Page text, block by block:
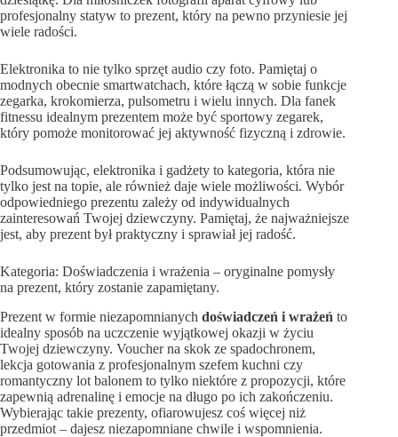
profesjonalny statyw to prezent, który na pewno przyniesie jej
wiele radości.
Elektronika to nie tylko sprzęt audio czy foto. Pamiętaj o
modnych obecnie smartwatchach, które łączą w sobie funkcje
zegarka, krokomierza, pulsometru i wielu innych. Dla fanek
fitnessu idealnym prezentem może być sportowy zegarek,
który pomoże monitorować jej aktywność fizyczną i zdrowie.
Podsumowując, elektronika i gadżety to kategoria, która nie
tylko jest na topie, ale również daje wiele możliwości. Wybór
odpowiedniego prezentu zależy od indywidualnych
zainteresowań Twojej dziewczyny. Pamiętaj, że najważniejsze
jest, aby prezent był praktyczny i sprawiał jej radość.
Kategoria: Doświadczenia i wrażenia – oryginalne pomysły
na prezent, który zostanie zapamiętany.
Prezent w formie niezapomnianych doświadczeń i wrażeń to
idealny sposób na uczczenie wyjątkowej okazji w życiu
Twojej dziewczyny. Voucher na skok ze spadochronem,
lekcja gotowania z profesjonalnym szefem kuchni czy
romantyczny lot balonem to tylko niektóre z propozycji, które
zapewnią adrenalinę i emocje na długo po ich zakończeniu.
Wybierając takie prezenty, ofiarowujesz coś więcej niż
przedmiot – dajesz niezapomniane chwile i wspomnienia.